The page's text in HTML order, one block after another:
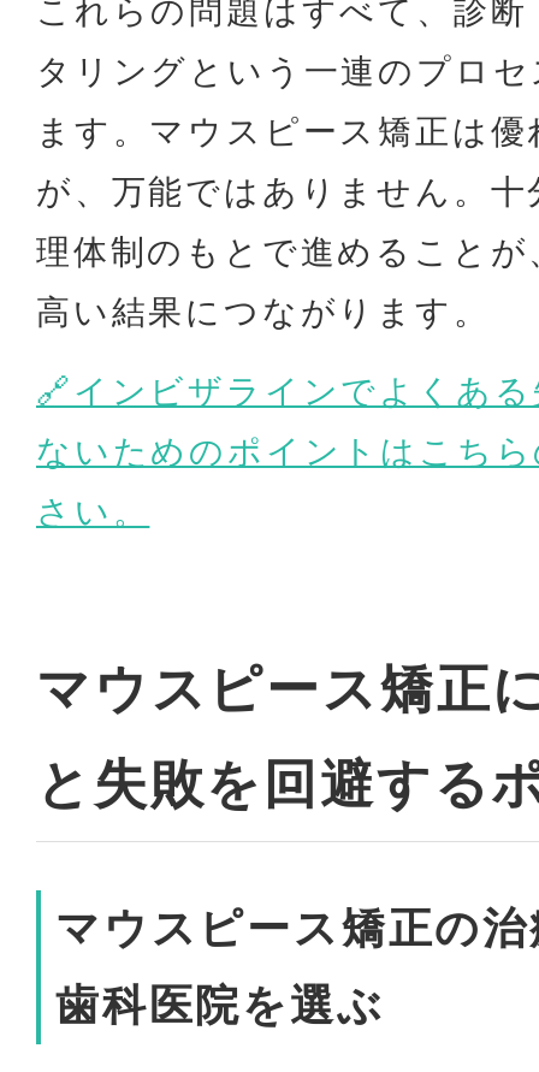
これらの問題はすべて、診
タリングという一連のプロ
ます。マウスピース矯正は
が、万能ではありません。
理体制のもとで進めること
高い結果につながります。
🔗インビザラインでよくあ
ないためのポイントはこち
さい。
マウスピース矯正
と失敗を回避する
マウスピース矯正の
歯科医院を選ぶ